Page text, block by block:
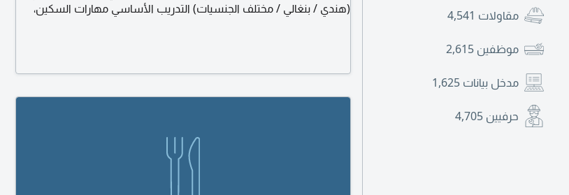
مقاولات 4,541
موظفين 2,615
مدخل بيانات 1,625
حرفيين 4,705
(هندي / بنغالي / مختلف الجنسيات) التدريب الأساسي مهارات السكين،